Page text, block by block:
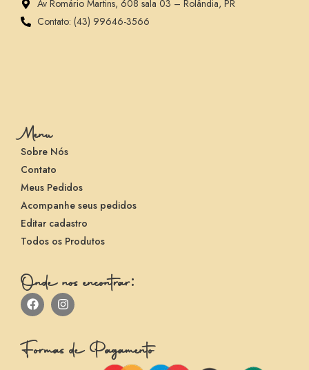
Av Romário Martins, 608 sala 03 – Rolândia, PR
Contato: (43) 99646-3566
Menu
Sobre Nós
Contato
Meus Pedidos
Acompanhe seus pedidos
Editar cadastro
Todos os Produtos
Onde nos encontrar:
Formas de Pagamento